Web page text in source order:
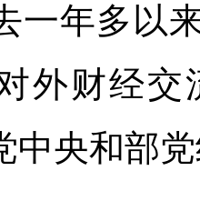
一年多以
外财经交
中央和部